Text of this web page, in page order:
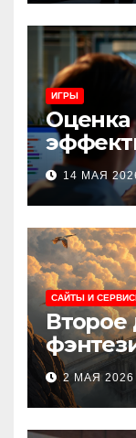
ИГРЫ
Оценка
при
касания
14 МАЯ
САЙТЫ И
Второе
2 МАЯ 2026